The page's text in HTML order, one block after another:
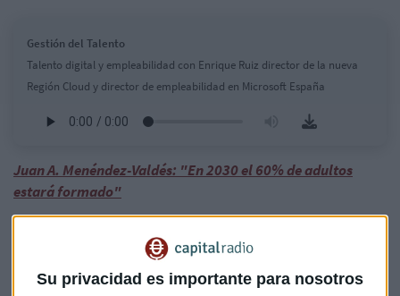
Su privacidad es importante para nosotros
Gestión del Talento
Talento digital y empleabilidad con Enrique Ruiz director de la nueva
Región Cloud y director de empleabilidad en Microsoft España
Juan A. Menéndez-Valdés: "En 2030 el 60% de adultos
estará formado"
los que no pueden ser cubiertos, pero esto se agrava segun
Ruizpues "para 2025 será de un millón trescientas mil